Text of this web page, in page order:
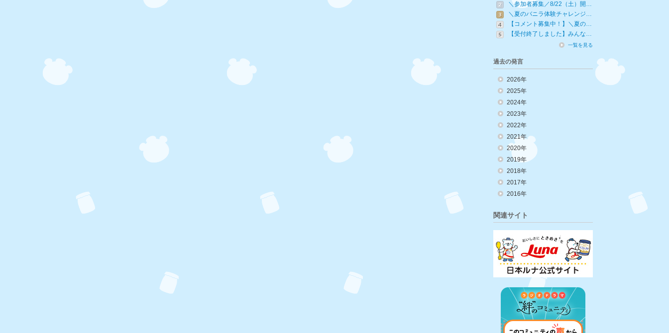
＼参加者募集／8/22（土）開…
＼夏のバニラ体験チャレンジ…
【コメント募集中！】＼夏の…
【受付終了しました】みんな…
一覧を見る
過去の発言
2026年
2025年
2024年
2023年
2022年
2021年
2020年
2019年
2018年
2017年
2016年
関連サイト